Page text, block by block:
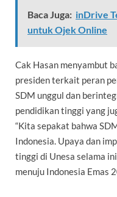
Baca Juga: inDrive
untuk Ojek Online
Cak Hasan menyambut
presiden terkait peran
SDM unggul dan
pendidikan tinggi yang
“Kita sepakat bahwa
Indonesia. Upaya dan
tinggi di Unesa selama
menuju Indonesia Emas